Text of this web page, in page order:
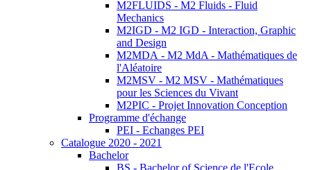
M2FLUIDS - M2 Fluids - Fluid
Mechanics
M2IGD - M2 IGD - Interaction, Graphic
and Design
M2MDA - M2 MdA - Mathématiques de
l'Aléatoire
M2MSV - M2 MSV - Mathématiques
pour les Sciences du Vivant
M2PIC - Projet Innovation Conception
Programme d'échange
PEI - Echanges PEI
Catalogue 2020 - 2021
Bachelor
BS - Bachelor of Science de l'Ecole